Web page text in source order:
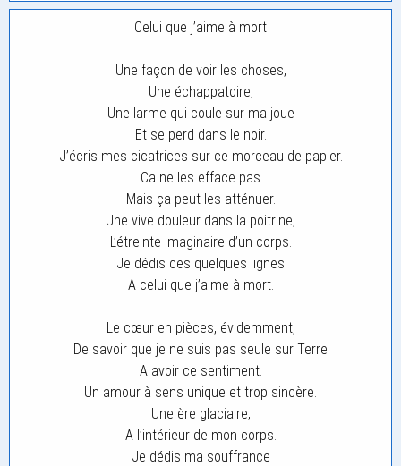
Celui que j’aime à mort
Une façon de voir les choses,
Une échappatoire,
Une larme qui coule sur ma joue
Et se perd dans le noir.
J’écris mes cicatrices sur ce morceau de papier.
Ca ne les efface pas
Mais ça peut les atténuer.
Une vive douleur dans la poitrine,
L’étreinte imaginaire d’un corps.
Je dédis ces quelques lignes
A celui que j’aime à mort.
Le cœur en pièces, évidemment,
De savoir que je ne suis pas seule sur Terre
A avoir ce sentiment.
Un amour à sens unique et trop sincère.
Une ère glaciaire,
A l’intérieur de mon corps.
Je dédis ma souffrance